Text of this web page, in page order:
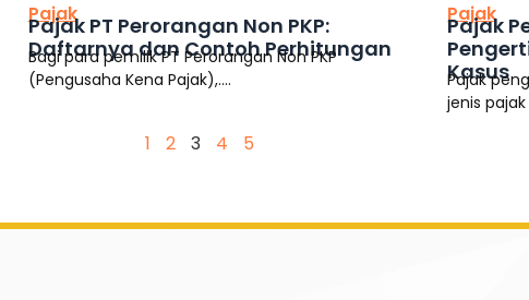
Pajak
Pajak PT Perorangan Non PKP:
Daftarnya dan Contoh Perhitungan
Bagi para pemilik PT Perorangan Non PKP
(Pengusaha Kena Pajak),....
Pajak
Pajak
Kasus
Pajak
jenis
1 2 3 4 5